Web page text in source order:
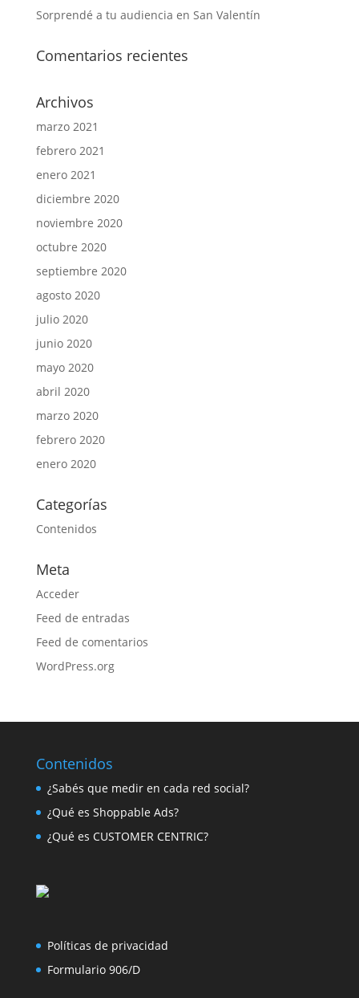
Sorprendé a tu audiencia en San Valentín
Comentarios recientes
Archivos
marzo 2021
febrero 2021
enero 2021
diciembre 2020
noviembre 2020
octubre 2020
septiembre 2020
agosto 2020
julio 2020
junio 2020
mayo 2020
abril 2020
marzo 2020
febrero 2020
enero 2020
Categorías
Contenidos
Meta
Acceder
Feed de entradas
Feed de comentarios
WordPress.org
Contenidos
¿Sabés que medir en cada red social?
¿Qué es Shoppable Ads?
¿Qué es CUSTOMER CENTRIC?
Políticas de privacidad
Formulario 906/D